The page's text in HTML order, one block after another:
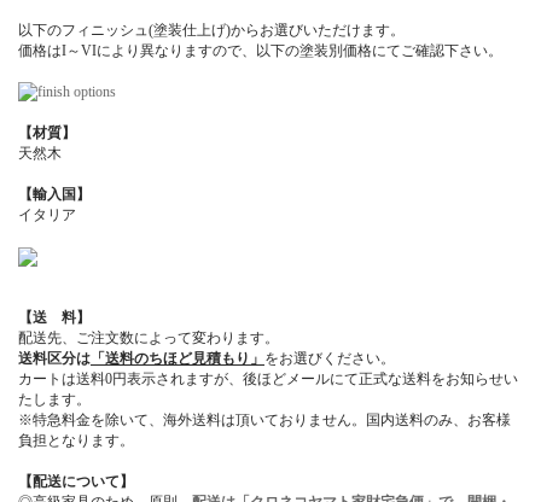
以下のフィニッシュ(塗装仕上げ)からお選びいただけます。
価格はI～VIにより異なりますので、以下の塗装別価格にてご確認下さい。
【材質】
天然木
【輸入国】
イタリア
【送 料】
配送先、ご注文数によって変わります。
送料区分は 「送料のちほど見積もり」 をお選びください。
カートは送料0円表示されますが、後ほどメールにて正式な送料をお知らせい
たします。
※特急料金を除いて、海外送料は頂いておりません。国内送料のみ、お客様
負担となります。
【配送について】